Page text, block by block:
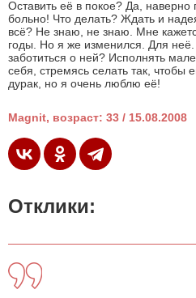
Оставить её в покое? Да,
больно! Что делать? Ждать и
всё? Не знаю, не знаю. Мне
годы. Но я же изменился. Для
заботиться о ней? Исполнять
себя, стремясь селать так, чтобы
дурак, но я очень люблю её!
Magnit, возраст: 33 / 15.08.2008
Отклики: